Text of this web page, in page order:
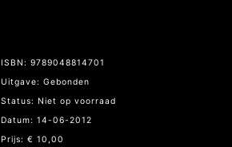
ISBN: 9789048814701
Uitgave: Gebonden
Status: Niet op voorraad
Datum: 14-06-2012
Prijs: € 10,00